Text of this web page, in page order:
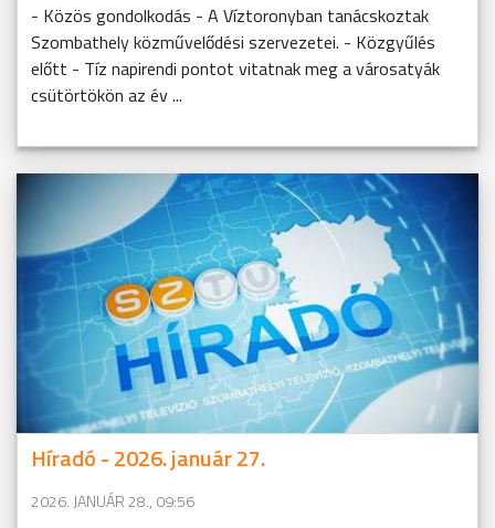
- Közös gondolkodás - A Víztoronyban tanácskoztak
Szombathely közművelődési szervezetei. - Közgyűlés
előtt - Tíz napirendi pontot vitatnak meg a városatyák
csütörtökön az év ...
Híradó - 2026. január 27.
2026. JANUÁR 28., 09:56